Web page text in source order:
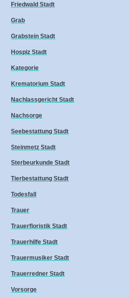
Friedwald Stadt
Grab
Grabstein Stadt
Hospiz Stadt
Kategorie
Krematorium Stadt
Nachlassgericht Stadt
Nachsorge
Seebestattung Stadt
Steinmetz Stadt
Sterbeurkunde Stadt
Tierbestattung Stadt
Todesfall
Trauer
Trauerfloristik Stadt
Trauerhilfe Stadt
Trauermusiker Stadt
Trauerredner Stadt
Vorsorge